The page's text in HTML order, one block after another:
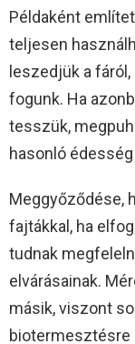
Példaként
teljesen
leszedjük a fáról,
fogunk. Ha
tesszük,
hasonló
Meggyőződése,
fajtákkal, ha
tudnak
elvárásainak.
másik, viszont
biotermesztésre